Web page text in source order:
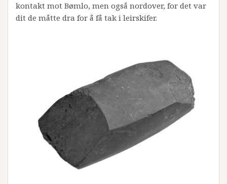
kontakt mot Bømlo, men også nordover, for det var
dit de måtte dra for å få tak i leirskifer.